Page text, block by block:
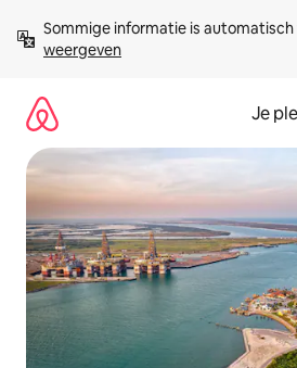
direct
naar
Sommige informatie is
weergeven
Je